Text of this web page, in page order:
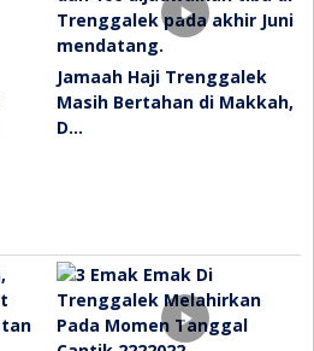
Jamaah Haji Trenggalek
Masih Bertahan di Makkah,
D…